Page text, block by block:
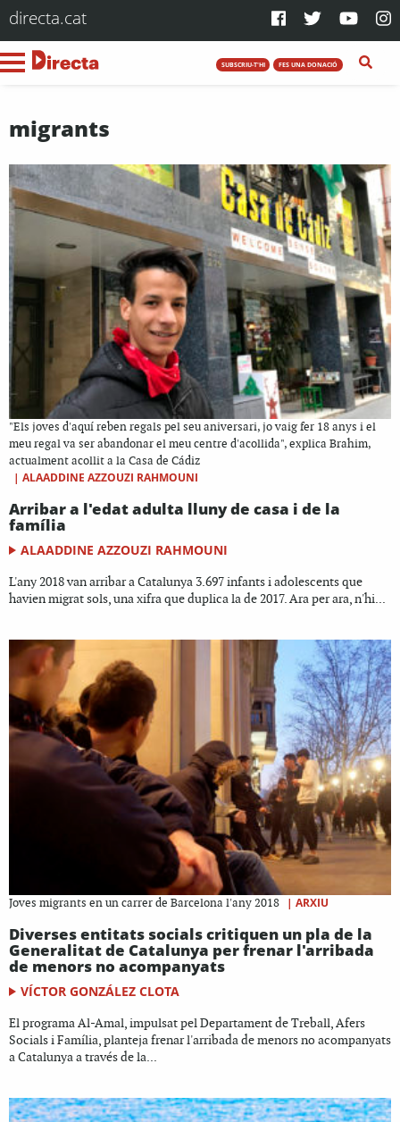
directa.cat
SUBSCRIU-T'HI FES UNA DONACIÓ
migrants
"Els joves d'aquí reben regals pel seu aniversari, jo vaig fer 18 anys i el
meu regal va ser abandonar el meu centre d'acollida", explica Brahim,
actualment acollit a la Casa de Cádiz
| ALAADDINE AZZOUZI RAHMOUNI
Arribar a l'edat adulta lluny de casa i de la
família
ALAADDINE AZZOUZI RAHMOUNI
L'any 2018 van arribar a Catalunya 3.697 infants i adolescents que
havien migrat sols, una xifra que duplica la de 2017. Ara per ara, n'hi...
Joves migrants en un carrer de Barcelona l'any 2018 | ARXIU
Diverses entitats socials critiquen un pla de la
Generalitat de Catalunya per frenar l'arribada
de menors no acompanyats
VÍCTOR GONZÁLEZ CLOTA
El programa Al-Amal, impulsat pel Departament de Treball, Afers
Socials i Família, planteja frenar l'arribada de menors no acompanyats
a Catalunya a través de la...